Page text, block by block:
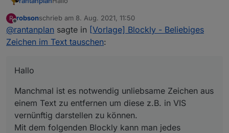
Manchmal ist es notwendig unliebsame Zeichen aus
einem Text zu entfernen um diese z.B. in VIS
vernünftig darstellen zu können.
Der von@robson
R
Offline
robsonschrieb am 8. Aug. 2021, 11:50
zuletzt editiert von
@rantanplan sagte in [Vorlage] Blockly - Beliebiges
Zeichen im Text tauschen:
Hallo
Manchmal ist es notwendig unliebsame Zeichen aus
einem Text zu entfernen um diese z.B. in VIS
vernünftig darstellen zu können.
Mit dem folgenden Blockly kann man jedes